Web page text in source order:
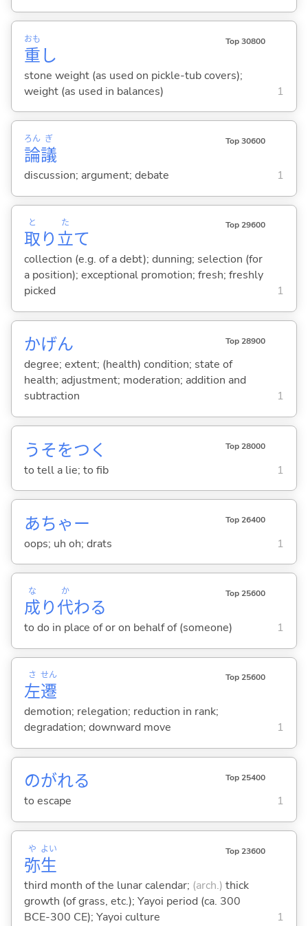
重
おも
し
Top 30800
stone weight (as used on pickle-tub covers);
weight (as used in balances)
1
論
ろん
議
ぎ Top 30600
discussion; argument; debate 1
取
と
り立
た
て
Top 29600
collection (e.g. of a debt); dunning; selection (for
a position); exceptional promotion; fresh; freshly
picked
1
かげん Top 28900
degree; extent; (health) condition; state of
health; adjustment; moderation; addition and
subtraction
1
うそをつ く Top 28000
to tell a lie; to fib 1
あちゃー Top 26400
oops; uh oh; drats 1
成
な
り代
か
わる
Top 25600
to do in place of or on behalf of (someone) 1
左
さ
遷
せん Top 25600
demotion; relegation; reduction in rank;
degradation; downward move
1
のがれる Top 25400
to escape 1
弥
や
生
よい Top 23600
third month of the lunar calendar; (arch.) thick
growth (of grass, etc.); Yayoi period (ca. 300
BCE-300 CE); Yayoi culture
1